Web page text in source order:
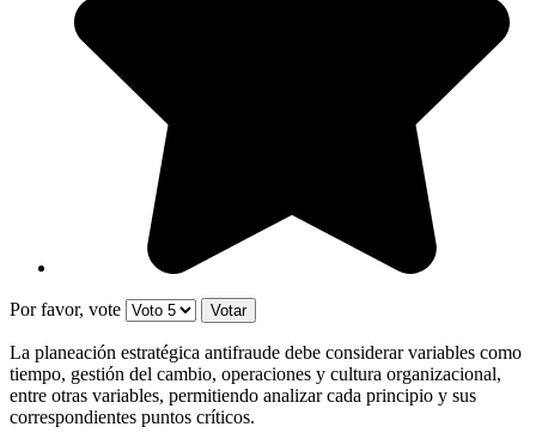
Por favor, vote
La planeación estratégica antifraude debe considerar variables como
tiempo, gestión del cambio, operaciones y cultura organizacional,
entre otras variables, permitiendo analizar cada principio y sus
correspondientes puntos críticos.